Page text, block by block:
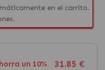
en el carrito.
un 10% 31.85 €